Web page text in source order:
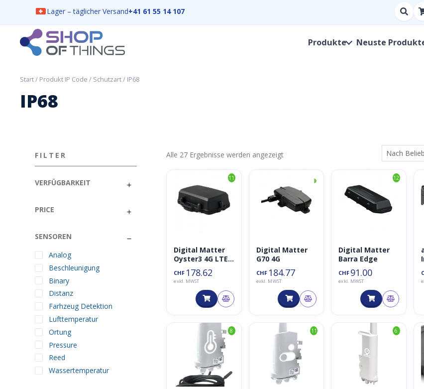
Lager – täglicher Versand+41 61 55 14 107
Suchen
nach
ShopOfThings
Produkte Neuste
Start/ Produkt IP Code / Schutzart / IP68
IP68
FILTER
VERFÜGBARKEIT
PRICE
SENSOREN
Analog
Beschleunigung
Binary
Distanz
Farhzeug Detektion
Lufttemperatur
Ortung
Pressure
Reed
Wassertemperatur
Alle 27 Ergebnisse werden angezeigtNach
Beliebtheit
11
Digital Matter
Oyster3 4G LTE
GPS Tracker
CHF 178.62
exkl. MWST
◑
Digital Matter
G70 4G
CHF 184.77
exkl. MWST
12
Digital Matter
Barra Edge
CHF 91.00
exkl. MWST
8 11 6